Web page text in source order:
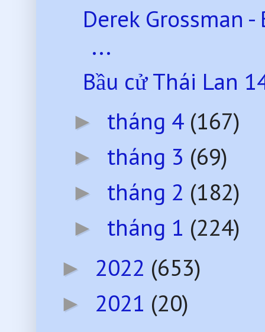
Derek Grossman
...
Bầu cử Thái Lan
► tháng 4 (167)
► tháng 3 (69)
► tháng 2 (182)
► tháng 1 (224)
► 2022 (653)
► 2021 (20)